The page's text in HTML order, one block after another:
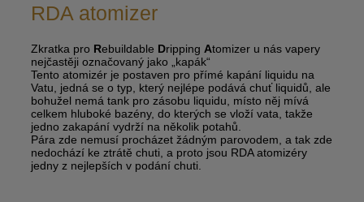
RDA atomizer
Zkratka pro Rebuildable Dripping Atomizer u nás vapery
nejčastěji označovaný jako „kapák“
Tento atomizér je postaven pro přímé kapání liquidu na
Vatu, jedná se o typ, který nejlépe podává chuť liquidů, ale
bohužel nemá tank pro zásobu liquidu, místo něj mívá
celkem hluboké bazény, do kterých se vloží vata, takže
jedno zakapání vydrží na několik potahů.
Pára zde nemusí procházet žádným parovodem, a tak zde
nedochází ke ztrátě chuti, a proto jsou RDA atomizéry
jedny z nejlepších v podání chuti.